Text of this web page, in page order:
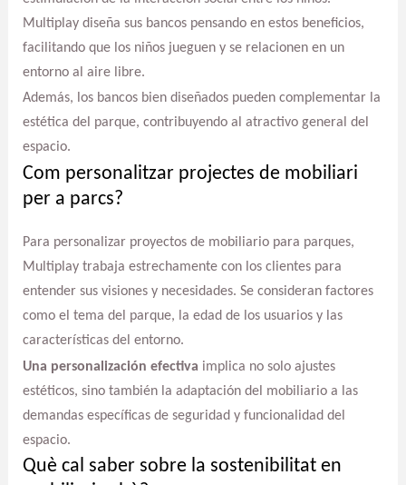
Multiplay diseña sus bancos pensando en estos beneficios,
facilitando que los niños jueguen y se relacionen en un
entorno al aire libre.
Además, los bancos bien diseñados pueden complementar la
estética del parque, contribuyendo al atractivo general del
espacio.
Com personalitzar projectes de mobiliari
per a parcs?
Para personalizar proyectos de mobiliario para parques,
Multiplay trabaja estrechamente con los clientes para
entender sus visiones y necesidades. Se consideran factores
como el tema del parque, la edad de los usuarios y las
características del entorno.
Una personalización efectiva implica no solo ajustes
estéticos, sino también la adaptación del mobiliario a las
demandas específicas de seguridad y funcionalidad del
espacio.
Què cal saber sobre la sostenibilitat en